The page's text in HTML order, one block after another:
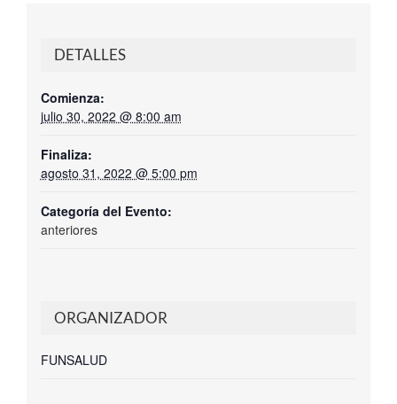
DETALLES
Comienza:
julio 30, 2022 @ 8:00 am
Finaliza:
agosto 31, 2022 @ 5:00 pm
Categoría del Evento:
anteriores
ORGANIZADOR
FUNSALUD